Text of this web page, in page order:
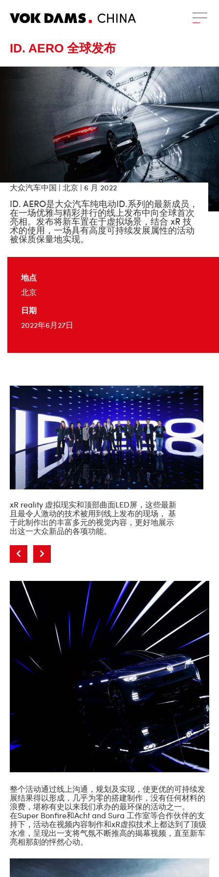
ID. AERO 全球发布
大众汽车中国 | 北京 | 6 月 2022
ID. AERO是大众汽车纯电动ID.系列的最新成员，
在一场优雅与精彩并行的线上发布中向全球首次
亮相。发布将新车置在于虚拟场景，结合 xR 技
术的使用，一场具有高度可持续发展属性的活动
被保质保量地实现。
地点
北京
日期
2022年6月27日
xR reality 虚拟现实和顶部曲面LED屏，这些最新
且最令人激动的技术被用到线上发布的现场， 基
于此制作出的丰富多元的视觉内容，更好地展示
出这一大众新品的各项功能。
整个活动通过线上沟通，规划及实现，使更优的可持续发
展结果得以形成，几乎为零的搭建制作，没有任何材料的
浪费，堪称有史以来我们承办的最环保的活动之一。
在Super Bonfire和Acht and Sura 工作室等合作伙伴的支
持下，活动在视频内容制作和xR虚拟技术上都达到了顶级
水准，呈现出一支将气氛不断推高的揭幕视频，直至新车
亮相那刻的怦然心动。